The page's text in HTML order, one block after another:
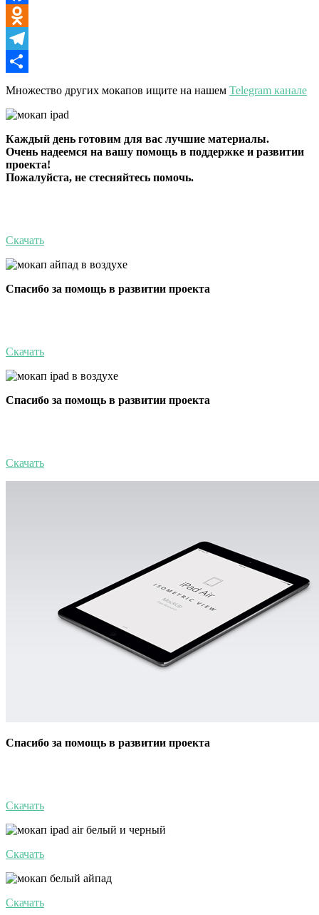
Facebook
Odnoklassniki
Telegram
Отправить
Множество других мокапов ищите на нашем Telegram канале
Каждый день готовим для вас лучшие материалы.
Очень надеемся на вашу помощь в поддержке и развитии
проекта!
Пожалуйста, не стесняйтесь помочь.
Скачать
Спасибо за помощь в развитии проекта
Скачать
Спасибо за помощь в развитии проекта
Скачать
Спасибо за помощь в развитии проекта
Скачать
Скачать
Скачать